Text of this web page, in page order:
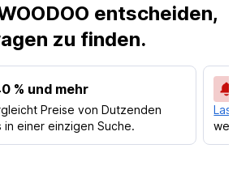
entscheiden,
zu finden.
% und mehr
Preise von Dutzenden
in einer einzigen Suche.
Lass